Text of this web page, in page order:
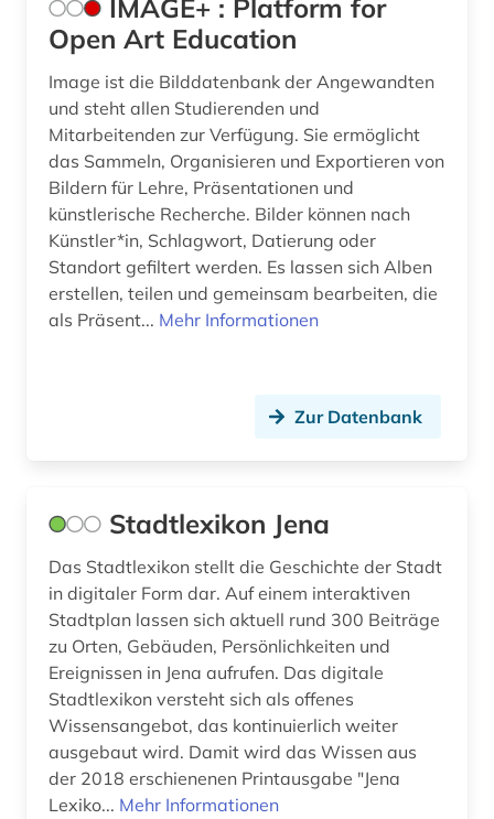
alter (1)
alternativbewegung (1)
altertum (3)
altertumswissenschaft (4)
altes buch (9)
altokzitanisch (1)
alttürkisch (1)
amerikanistik (1)
amsterdam (1)
amt (1)
amtliche informationen (1)
amtliche publikation (1)
amtliche statistik (1)
Estland (13)
Europa (53)
Finnland (16)
Frankreich (52)
GUS (6)
Griechenland (2)
Griechenland (Altertum) (1)
Island (5)
Israel (19)
Italien (38)
Japan (12)
Jugoslawien (7)
Kanada (25)
Korea (7)
IMAGE+ : Platform for
Open Art Education
Image ist die Bilddatenbank der Angewandten
und steht allen Studierenden und
Mitarbeitenden zur Verfügung. Sie ermöglicht
das Sammeln, Organisieren und Exportieren von
Bildern für Lehre, Präsentationen und
künstlerische Recherche. Bilder können nach
Künstler*in, Schlagwort, Datierung oder
Standort gefiltert werden. Es lassen sich Alben
erstellen, teilen und gemeinsam bearbeiten, die
als Präsent... Mehr Informationen
Zur Datenbank
Stadtlexikon Jena
Das Stadtlexikon stellt die Geschichte der Stadt
in digitaler Form dar. Auf einem interaktiven
Stadtplan lassen sich aktuell rund 300 Beiträge
zu Orten, Gebäuden, Persönlichkeiten und
Ereignissen in Jena aufrufen. Das digitale
Stadtlexikon versteht sich als offenes
Wissensangebot, das kontinuierlich weiter
ausgebaut wird. Damit wird das Wissen aus
der 2018 erschienenen Printausgabe "Jena
Lexiko... Mehr Informationen